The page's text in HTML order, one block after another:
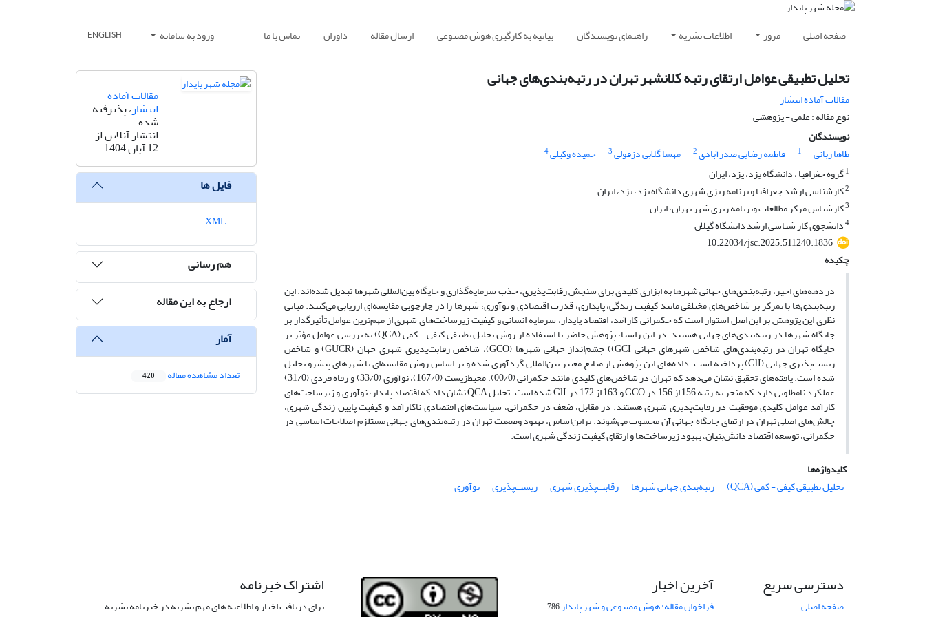
صفحه اصلی مرور اطلاعات نشریه راهنمای نویسندگان بیانیه به کارگیری هوش مصنوعی ارسال مقاله داوران تماس با ما ورود به سامانه ENGLISH
تحلیل تطبیقی عوامل ارتقای رتبه کلانشهر تهران در رتبه‌بندی‌های جهانی
مقالات آماده انتشار
نوع مقاله : علمی - پژوهشی
نویسندگان
طاها ربانی
1 فاطمه رضایی صدرآبادی2 مهسا گلابی دزفولی3 حمیده وکیلی4
1گروه جغرافیا ، دانشگاه یزد، یزد، ایران
2کارشناسی ارشد جغرافیا و برنامه ریزی شهری دانشگاه یزد، یزد، ایران
3کارشناس مرکز مطالعات وبرنامه ریزی شهر تهران، ایران,
4دانشجوی کار شناسی ارشد دانشگاه گیلان
10.22034/jsc.2025.511240.1836
چکیده
در دهه‌های اخیر، رتبه‌بندی‌های جهانی شهرها به ابزاری کلیدی برای سنجش رقابت‌پذیری، جذب سرمایه‌گذاری و جایگاه بین‌المللی شهرها تبدیل شده‌اند. این
رتبه‌بندی‌ها با تمرکز بر شاخص‌های مختلفی مانند کیفیت زندگی، پایداری، قدرت اقتصادی و نوآوری، شهرها را در چارچوبی مقایسه‌ای ارزیابی می‌کنند. مبانی
نظری این پژوهش بر این اصل استوار است که حکمرانی کارآمد، اقتصاد پایدار، سرمایه انسانی و کیفیت زیرساخت‌های شهری از مهم‌ترین عوامل تأثیرگذار بر
جایگاه شهرها در رتبه‌بندی‌های جهانی هستند. در این راستا، پژوهش حاضر با استفاده از روش تحلیل تطبیقی کیفی - کمی (QCA) به بررسی عوامل مؤثر بر
جایگاه تهران در رتبه‌بندی‌های شاخص شهرهای جهانی GCI)) چشم‌انداز جهانی شهرها (GCO)، شاخص رقابت‌پذیری شهری جهان (GUCR) و شاخص
زیست‌پذیری جهانی (GlI) پرداخته است. داده‌های این پژوهش از منابع معتبر بین‌المللی گردآوری شده و بر اساس روش مقایسه‌ای با شهرهای پیشرو تحلیل
شده است. یافته‌های تحقیق نشان می‌دهد که تهران در شاخص‌های کلیدی مانند حکمرانی (00/0)، محیط‌زیست (167/0)، نوآوری (33/0) و رفاه فردی (31/0)
عملکرد نامطلوبی دارد که منجر به رتبه 156 از 156 در GCO و 163 از 172 در GlI شده است. تحلیل QCA نشان داد که اقتصاد پایدار، نوآوری و زیرساخت‌های
کارآمد عوامل کلیدی موفقیت در رقابت‌پذیری شهری هستند. در مقابل، ضعف در حکمرانی، سیاست‌های اقتصادی ناکارآمد و کیفیت پایین زندگی شهری،
چالش‌های اصلی تهران در ارتقای جایگاه جهانی آن محسوب می‌شوند. براین‌اساس، بهبود وضعیت تهران در رتبه‌بندی‌های جهانی مستلزم اصلاحات اساسی در
حکمرانی، توسعه اقتصاد دانش‌بنیان، بهبود زیرساخت‌ها و ارتقای کیفیت زندگی شهری است.
کلیدواژه‌ها
تحلیل تطبیقی کیفی - کمی (QCA)
رتبه‌بندی جهانی شهرها رقابت‌پذیری شهری زیست‌پذیری نوآوری
مقالات آماده
انتشار، پذیرفته
شده
انتشار آنلاین از
12 آبان 1404
فایل ها
هم رسانی
ارجاع به این مقاله
آمار
تعداد مشاهده مقاله 420
دسترسی سریع
صفحه اصلی
آخرین اخبار
فراخوان مقاله: هوش مصنوعی و شهر پایدار
786-
اشتراک خبرنامه
برای دریافت اخبار و اطلاعیه های مهم نشریه در خبرنامه نشریه